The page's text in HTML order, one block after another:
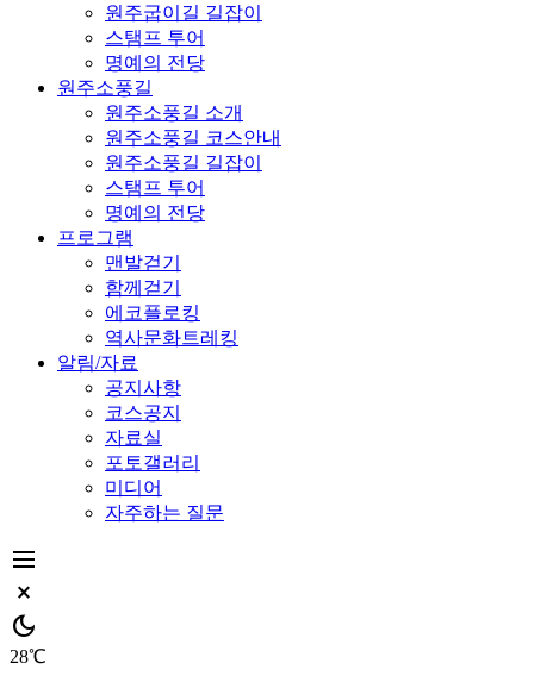
원주굽이길 길잡이
스탬프 투어
명예의 전당
원주소풍길
원주소풍길 소개
원주소풍길 코스안내
원주소풍길 길잡이
스탬프 투어
명예의 전당
프로그램
맨발걷기
함께걷기
에코플로킹
역사문화트레킹
알림/자료
공지사항
코스공지
자료실
포토갤러리
미디어
자주하는 질문
dehaze
close_small
dark_mode
28℃